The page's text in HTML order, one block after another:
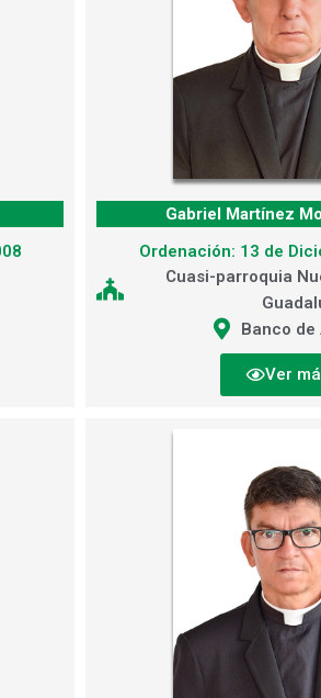
Gabriel Martínez
Ordenación: 13 de
Cuasi-parroquia
Banco de
Ver